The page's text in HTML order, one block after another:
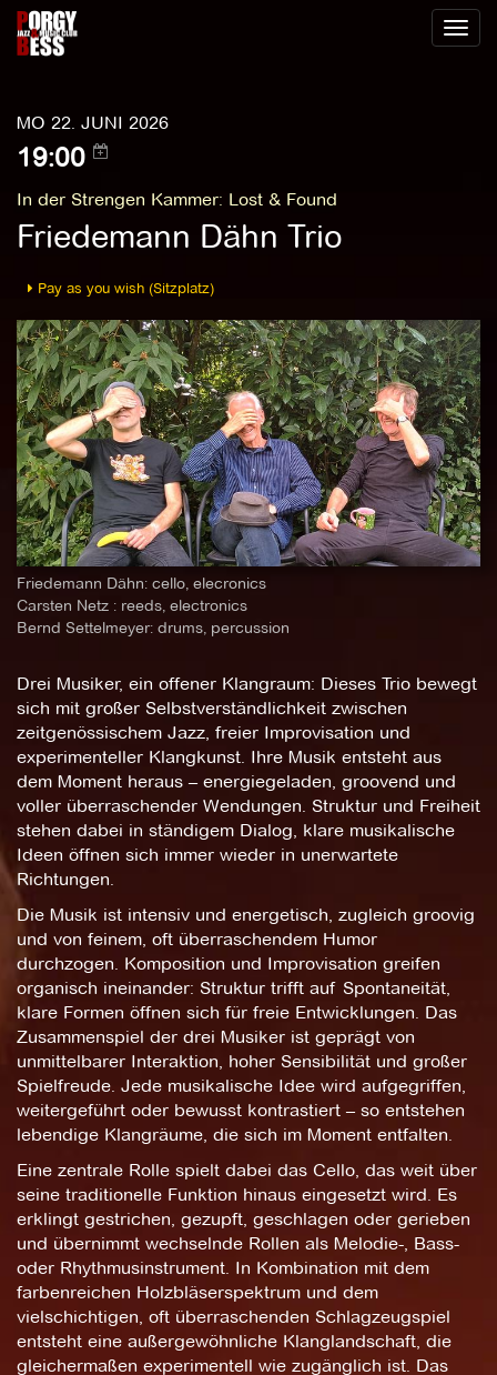
Toggle
MO 22. JUNI 2026
19:00
In der Strengen Kammer: Lost & Found
Friedemann Dähn Trio
Pay as you wish (Sitzplatz)
Friedemann Dähn: cello, elecronics
Carsten Netz : reeds, electronics
Bernd Settelmeyer: drums, percussion
Drei Musiker, ein offener Klangraum: Dieses Trio bewegt
sich mit großer Selbstverständlichkeit zwischen
zeitgenössischem Jazz, freier Improvisation und
experimenteller Klangkunst. Ihre Musik entsteht aus
dem Moment heraus – energiegeladen, groovend und
voller überraschender Wendungen. Struktur und Freiheit
stehen dabei in ständigem Dialog, klare musikalische
Ideen öffnen sich immer wieder in unerwartete
Richtungen.
Die Musik ist intensiv und energetisch, zugleich groovig
und von feinem, oft überraschendem Humor
durchzogen. Komposition und Improvisation greifen
organisch ineinander: Struktur trifft auf Spontaneität,
klare Formen öffnen sich für freie Entwicklungen. Das
Zusammenspiel der drei Musiker ist geprägt von
unmittelbarer Interaktion, hoher Sensibilität und großer
Spielfreude. Jede musikalische Idee wird aufgegriffen,
weitergeführt oder bewusst kontrastiert – so entstehen
lebendige Klangräume, die sich im Moment entfalten.
Eine zentrale Rolle spielt dabei das Cello, das weit über
seine traditionelle Funktion hinaus eingesetzt wird. Es
erklingt gestrichen, gezupft, geschlagen oder gerieben
und übernimmt wechselnde Rollen als Melodie-, Bass-
oder Rhythmusinstrument. In Kombination mit dem
farbenreichen Holzbläserspektrum und dem
vielschichtigen, oft überraschenden Schlagzeugspiel
entsteht eine außergewöhnliche Klanglandschaft, die
gleichermaßen experimentell wie zugänglich ist. Das